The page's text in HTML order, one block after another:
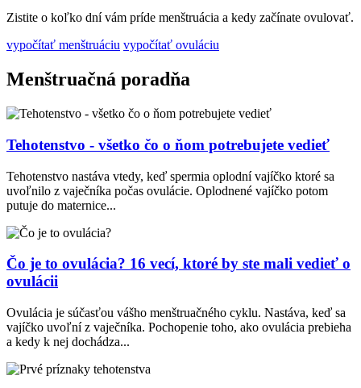
Zistite o koľko dní vám príde menštruácia a kedy začínate ovulovať.
vypočítať menštruáciu vypočítať ovuláciu
Menštruačná poradňa
Tehotenstvo - všetko čo o ňom potrebujete vedieť
Tehotenstvo nastáva vtedy, keď spermia oplodní vajíčko ktoré sa
uvoľnilo z vaječníka počas ovulácie. Oplodnené vajíčko potom
putuje do maternice...
Čo je to ovulácia? 16 vecí, ktoré by ste mali vedieť o
ovulácii
Ovulácia je súčasťou vášho menštruačného cyklu. Nastáva, keď sa
vajíčko uvoľní z vaječníka. Pochopenie toho, ako ovulácia prebieha
a kedy k nej dochádza...